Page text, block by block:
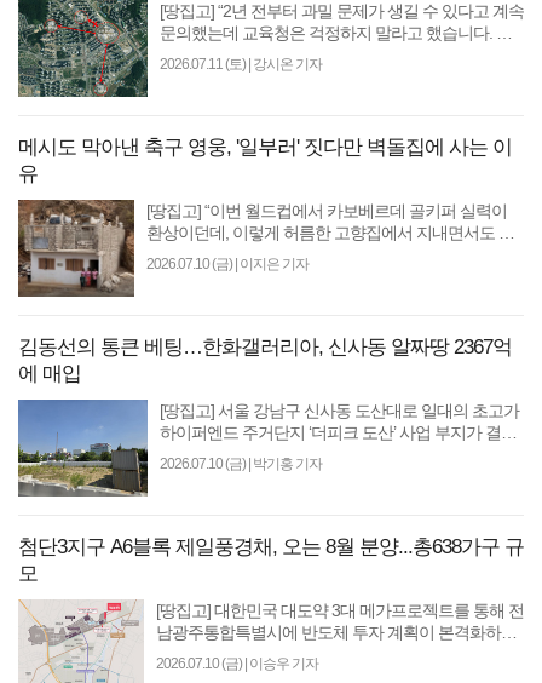
[땅집고] “2년 전부터 과밀 문제가 생길 수 있다고 계속
문의했는데 교육청은 걱정하지 말라고 했습니다. 그
런데 입주를 두 달 앞두고 갑자기 학교를 바꾼다고 합
2026.07.11 (토)| 강시온 기자
메시도 막아낸 축구 영웅, '일부러' 짓다만 벽돌집에 사는 이
유
[땅집고] “이번 월드컵에서 카보베르데 골키퍼 실력이
환상이던데, 이렇게 허름한 고향집에서 지내면서도 최
선을 다했던 거라니 더욱 감동이네요…” 올해 월드컵..
2026.07.10 (금)| 이지은 기자
김동선의 통큰 베팅…한화갤러리아, 신사동 알짜땅 2367억
에 매입
[땅집고] 서울 강남구 신사동 도산대로 일대의 초고가
하이퍼엔드 주거단지 ‘더피크 도산’ 사업 부지가 결국
공매 시장에서 한화갤러리아 품으로 돌아갔다. 최근
2026.07.10 (금)| 박기홍 기자
첨단3지구 A6블록 제일풍경채, 오는 8월 분양...총638가구 규
모
[땅집고] 대한민국 대도약 3대 메가프로젝트를 통해 전
남광주통합특별시에 반도체 투자 계획이 본격화하면
서 이 지역 부동산 시장이 관심을 받고 있다. 전남광주
2026.07.10 (금)| 이승우 기자